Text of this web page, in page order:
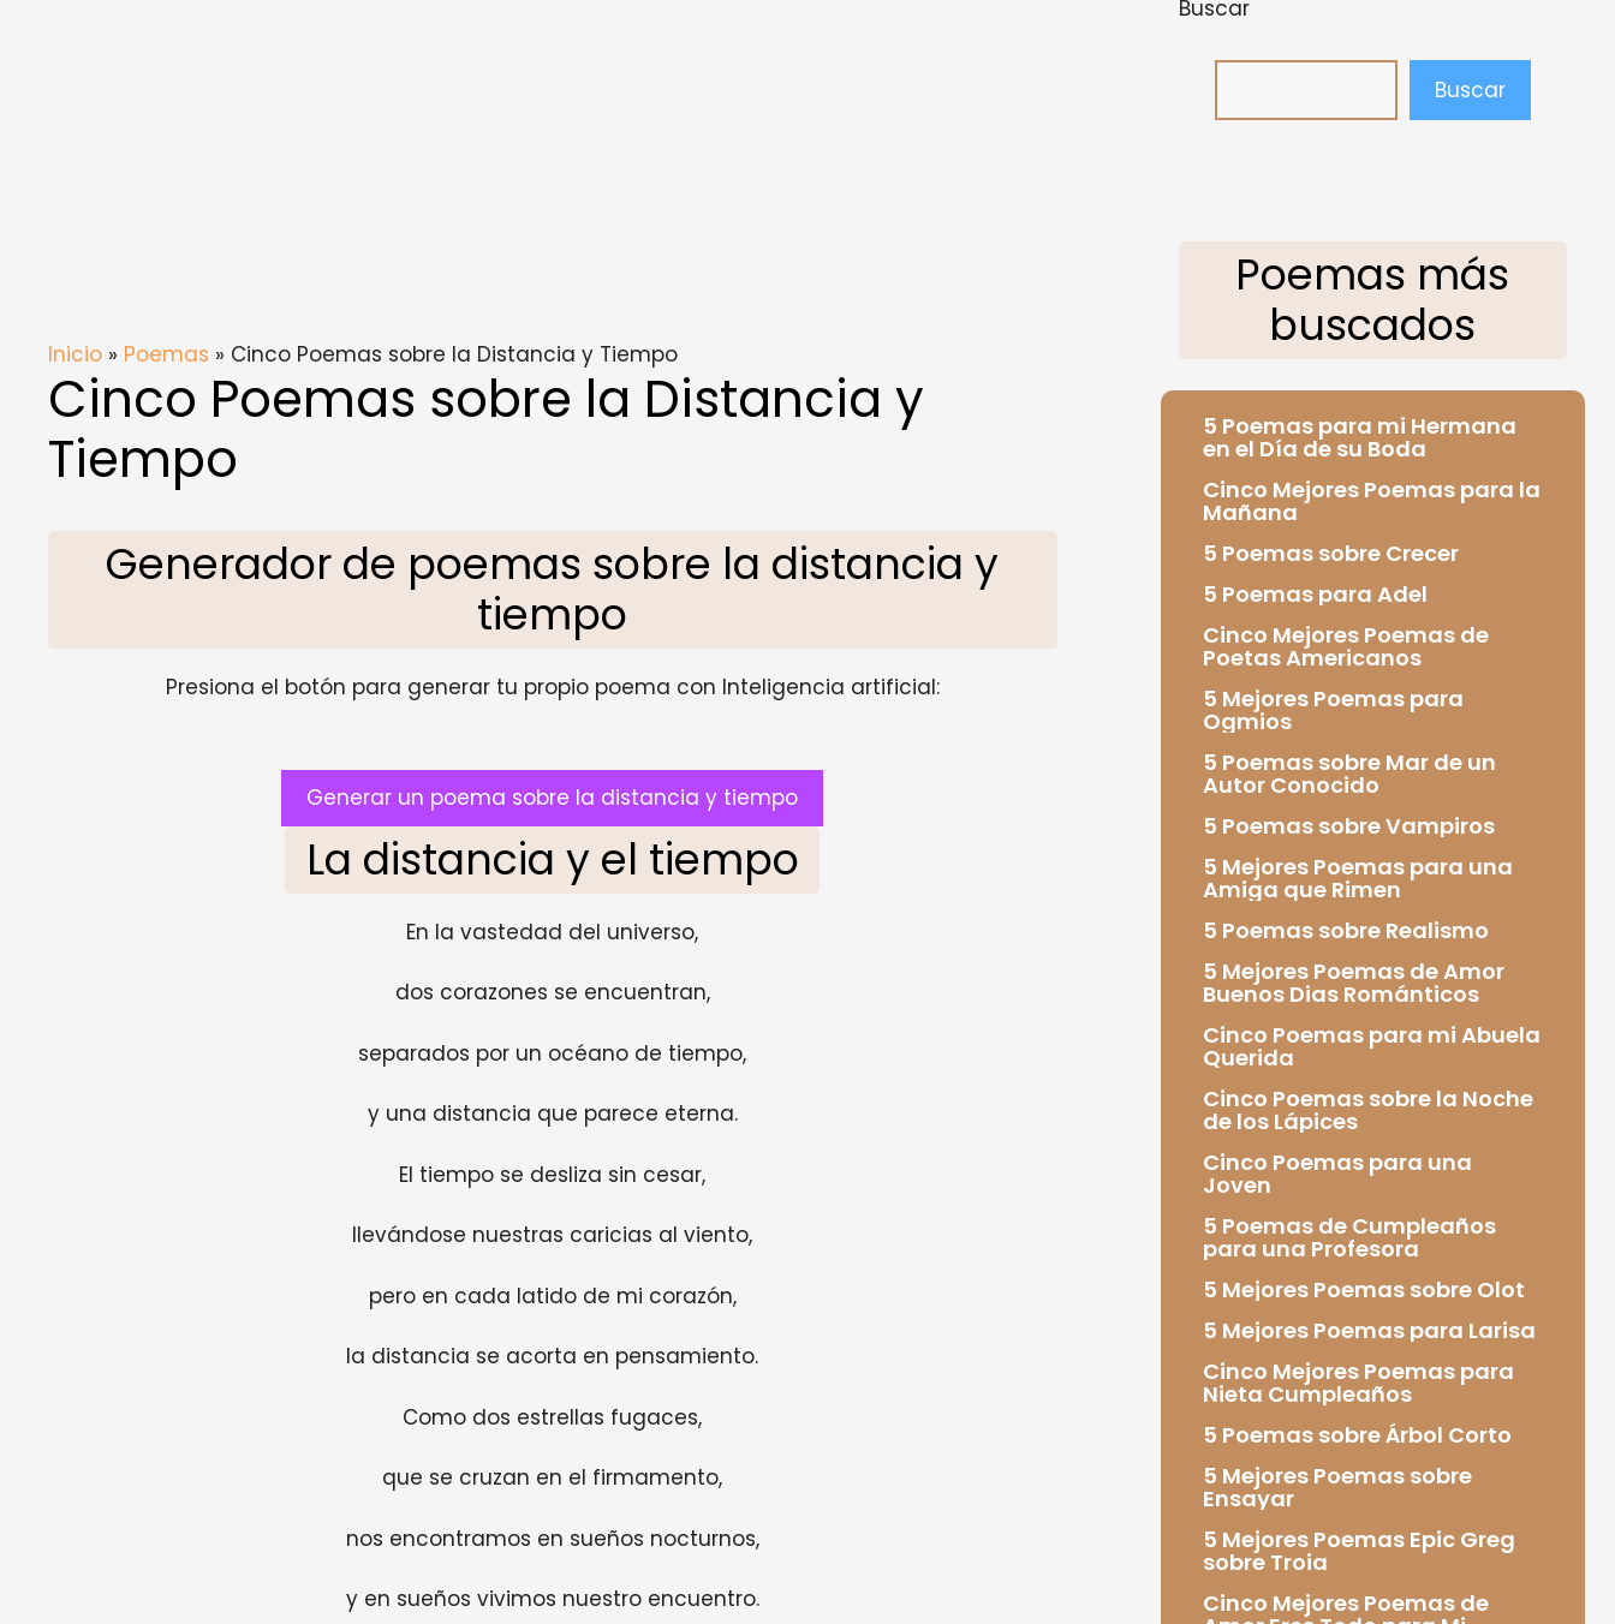
Inicio » Poemas » Cinco Poemas sobre la Distancia y Tiempo
Cinco Poemas sobre la Distancia y
Tiempo
Generador de poemas sobre la distancia y
tiempo
Presiona el botón para generar tu propio poema con Inteligencia artificial:
Generar un poema sobre la distancia y tiempo
La distancia y el tiempo
En la vastedad del universo,
dos corazones se encuentran,
separados por un océano de tiempo,
y una distancia que parece eterna.
El tiempo se desliza sin cesar,
llevándose nuestras caricias al viento,
pero en cada latido de mi corazón,
la distancia se acorta en pensamiento.
Como dos estrellas fugaces,
que se cruzan en el firmamento,
nos encontramos en sueños nocturnos,
y en sueños vivimos nuestro encuentro.
Buscar
Buscar
Poemas más
buscados
5 Poemas para mi Hermana
en el Día de su Boda
Cinco Mejores Poemas para la
Mañana
5 Poemas sobre Crecer
5 Poemas para Adel
Cinco Mejores Poemas de
Poetas Americanos
5 Mejores Poemas para
Ogmios
5 Poemas sobre Mar de un
Autor Conocido
5 Poemas sobre Vampiros
5 Mejores Poemas para una
Amiga que Rimen
5 Poemas sobre Realismo
5 Mejores Poemas de Amor
Buenos Dias Románticos
Cinco Poemas para mi Abuela
Querida
Cinco Poemas sobre la Noche
de los Lápices
Cinco Poemas para una
Joven
5 Poemas de Cumpleaños
para una Profesora
5 Mejores Poemas sobre Olot
5 Mejores Poemas para Larisa
Cinco Mejores Poemas para
Nieta Cumpleaños
5 Poemas sobre Árbol Corto
5 Mejores Poemas sobre
Ensayar
5 Mejores Poemas Epic Greg
sobre Troia
Cinco Mejores Poemas de